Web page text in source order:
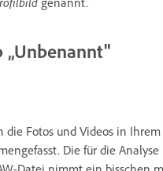
„Unbenannt"
Fotos und Videos in
Die für die